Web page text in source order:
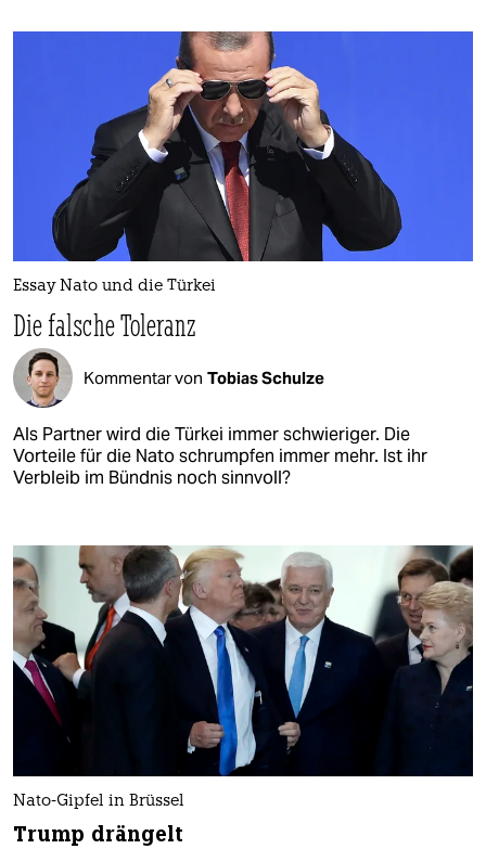
Essay Nato und die Türkei
Die falsche Toleranz
Kommentar von Tobias Schulze
Als Partner wird die Türkei immer schwieriger. Die
Vorteile für die Nato schrumpfen immer mehr. Ist ihr
Verbleib im Bündnis noch sinnvoll?
Nato-Gipfel in Brüssel
Trump drängelt